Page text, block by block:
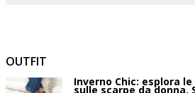
OUTFIT
Inverno Chic: esplora
sulle scarpe da donna.